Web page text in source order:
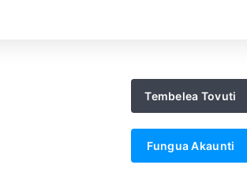
Tembelea Tovuti
Fungua Akaunti